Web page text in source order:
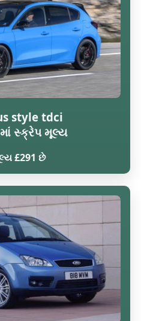
style tdci
સ્ક્રેપ મૂલ્ય
£291 છે